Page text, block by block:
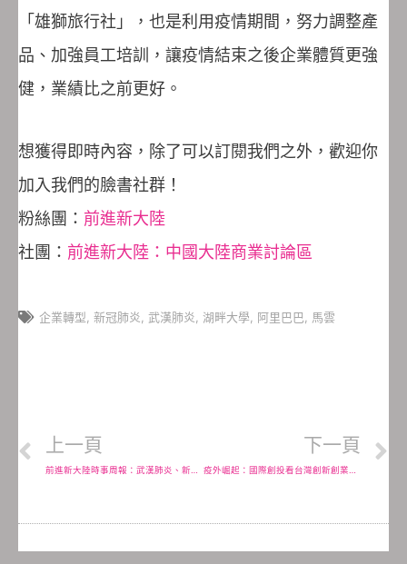
「雄獅旅行社」，也是利用疫情期間，努力調整產
品、加強員工培訓，讓疫情結束之後企業體質更強
健，業績比之前更好。
想獲得即時內容，除了可以訂閱我們之外，歡迎你
加入我們的臉書社群！
粉絲團： 前進新大陸
社團： 前進新大陸：中國大陸商業討論區
企業轉型, 新冠肺炎, 武漢肺炎, 湖畔大學, 阿里巴巴, 馬雲
上一頁
前進新大陸時事周報：武漢肺炎、新經濟機會、援助措施、釘釘為什麼被下架
下一頁
疫外崛起：國際創投看台灣創新創業的影響與商機